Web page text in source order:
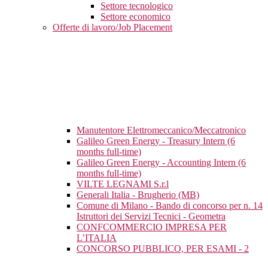
Settore tecnologico
Settore economico
Offerte di lavoro/Job Placement
Manutentore Elettromeccanico/Meccatronico
Galileo Green Energy - Treasury Intern (6
months full-time)
Galileo Green Energy - Accounting Intern (6
months full-time)
VILTE LEGNAMI S.r.l
Generali Italia - Brugherio (MB)
Comune di Milano - Bando di concorso per n. 14
Istruttori dei Servizi Tecnici - Geometra
CONFCOMMERCIO IMPRESA PER
L’ITALIA
CONCORSO PUBBLICO, PER ESAMI - 2